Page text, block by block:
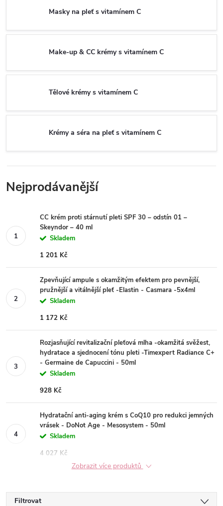
Masky na pleť s vitamínem C
Make-up & CC krémy s vitamínem C
Tělové krémy s vitamínem C
Krémy a séra na pleť s vitamínem C
Nejprodávanější
CC krém proti stárnutí pleti SPF 30 – odstín 01 –
Skeyndor – 40 ml
Skladem
1 201 Kč
Zpevňující ampule s okamžitým efektem pro pevnější,
pružnější a vitálnější pleť -Elastin - Casmara -5x4ml
Skladem
1 172 Kč
Rozjasňující revitalizační pleťová mlha -okamžitá svěžest,
hydratace a sjednocení tónu pleti -Timexpert Radiance C+
- Germaine de Capuccini - 50ml
Skladem
928 Kč
Hydratační anti-aging krém s CoQ10 pro redukci jemných
vrásek - DoNot Age - Mesosystem - 50ml
Skladem
4 027 Kč
Zobrazit více produktů
Filtrovat